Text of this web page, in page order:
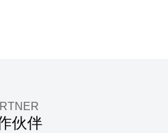
伙伴